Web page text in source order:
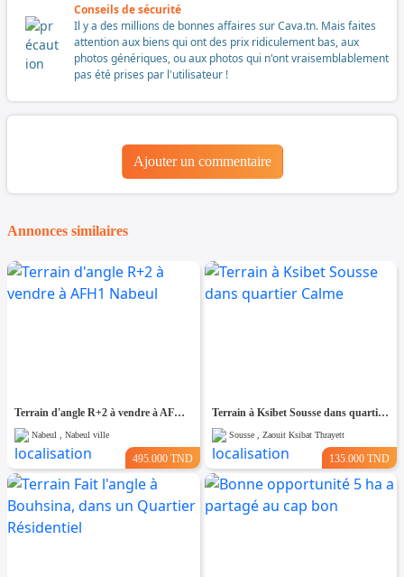
Conseils de sécurité
Il y a des millions de bonnes affaires sur Cava.tn. Mais faites
attention aux biens qui ont des prix ridiculement bas, aux
photos génériques, ou aux photos qui n'ont vraisemblablement
pas été prises par l'utilisateur !
Ajouter un commentaire
Annonces similaires
Terrain d'angle R+2 à vendre à AFH1 Nabeul
Nabeul , Nabeul ville
495.000 TND
Terrain à Ksibet Sousse dans quartier Calme
Sousse , Zaouit Ksibat Thrayett
135.000 TND